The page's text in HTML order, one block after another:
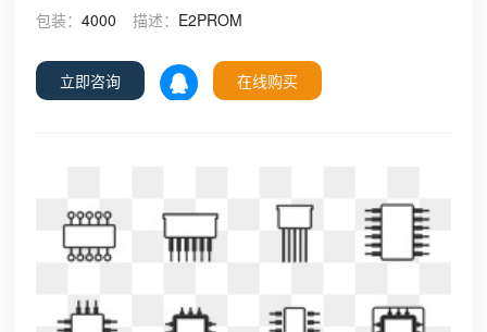
包装：4000 描述： E2PROM
立即咨询 在线购买